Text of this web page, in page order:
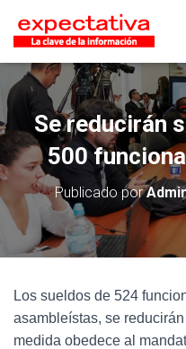
Se reducirán
500
Publicado por
Los sueldos de 524
asambleístas, se
medida obedece al